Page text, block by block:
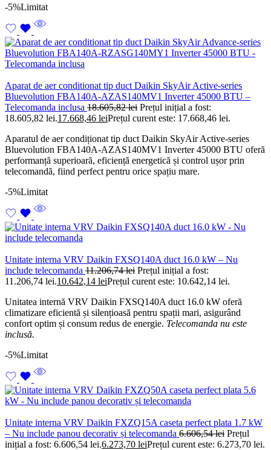
-5%Limitat
Aparat de aer conditionat tip duct Daikin SkyAir Active-series
Bluevolution FBA140A-AZAS140MV1 Inverter 45000 BTU –
Telecomanda inclusa 18.605,82lei Prețul inițial a fost:
18.605,82 lei.17.668,46 leiPrețul curent este: 17.668,46 lei.
Aparatul de aer condiționat tip duct Daikin SkyAir Active-series
Bluevolution FBA140A-AZAS140MV1 Inverter 45000 BTU oferă
performanță superioară, eficiență energetică și control ușor prin
telecomandă, fiind perfect pentru orice spațiu mare.
-5%Limitat
Unitate interna VRV Daikin FXSQ140A duct 16.0 kW – Nu
include telecomanda 11.206,74lei Prețul inițial a fost:
11.206,74 lei.10.642,14 leiPrețul curent este: 10.642,14 lei.
Unitatea internă VRV Daikin FXSQ140A duct 16.0 kW oferă
climatizare eficientă și silențioasă pentru spații mari, asigurând
confort optim și consum redus de energie. Telecomanda nu este
inclusă.
-5%Limitat
Unitate interna VRV Daikin FXZQ15A caseta perfect plata 1.7 kW
– Nu include panou decorativ și telecomanda 6.606,54lei Prețul
inițial a fost: 6.606,54 lei.6.273,70 leiPrețul curent este: 6.273,70 lei.